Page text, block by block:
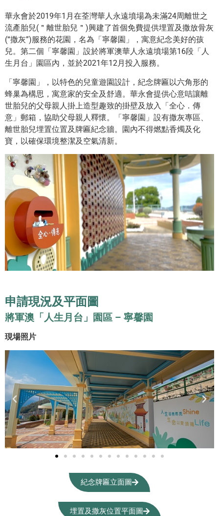
華永會於2019年1月在荃灣華人永遠墳場為未滿24周離世之
流產胎兒(＂離世胎兒＂)興建了首個免費提供埋置及撒放骨灰
(“撒灰”)服務的花園，名為「寧馨園」，寓意紀念美好的孩
兒。第二個「寧馨園」設於將軍澳華人永遠墳場第16段「人
生月台」園區內，並於2021年12月投入服務。
「寧馨園」，以特色的兒童遊園設計，紀念牌匾以六角形的
蜂巢為構思，寓意家的安全及舒適。華永會提供心意咭讓離
世胎兒的父母親人掛上造型趣致的掛壁及放入「全心．傳
意」郵箱，協助父母親人釋懷。「寧馨園」設有撒灰專區、
離世胎兒埋置位置及牌匾紀念牆。園內不得燃點香燭及化
寶，以確保環境整潔及空氣清新。
申請現況及平面圖
將軍澳「人生月台」園區 – 寧馨園
現場照片
紀念牌匾立面圖
埋置及撒灰位置平面圖